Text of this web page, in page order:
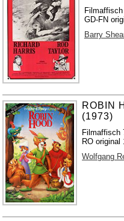
GD-FN
Barry
ROBIN
(1973)
Filmaffisch
RO original
Wolfgang